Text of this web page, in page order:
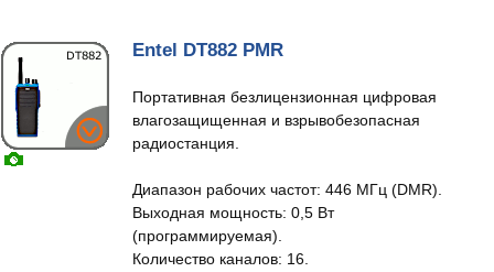
Entel DT882 PMR
Портативная безлицензионная цифровая
влагозащищенная и взрывобезопасная
радиостанция.
Диапазон рабочих частот: 446 МГц (DMR).
Выходная мощность: 0,5 Вт
(программируемая).
Количество каналов: 16.